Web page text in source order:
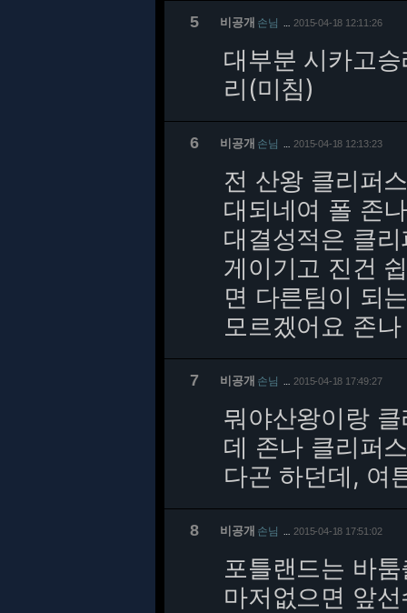
5 비공개 손님 2015-04-18 12:11:26
대부분 시카고
리(미침)
6 비공개 손님 2015-04-18 12:13:23
전 산왕 클리퍼
대되네여 폴 존
대결성적은 클
게이기고 진건
면 다른팀이 되
모르겠어요 존
7 비공개 손님 2015-04-18 17:49:27
뭐야산왕이랑
데 존나 클리퍼
다곤 하던데, 여
8 비공개 손님 2015-04-18 17:51:02
포틀랜드는 바
마저없으면 앞